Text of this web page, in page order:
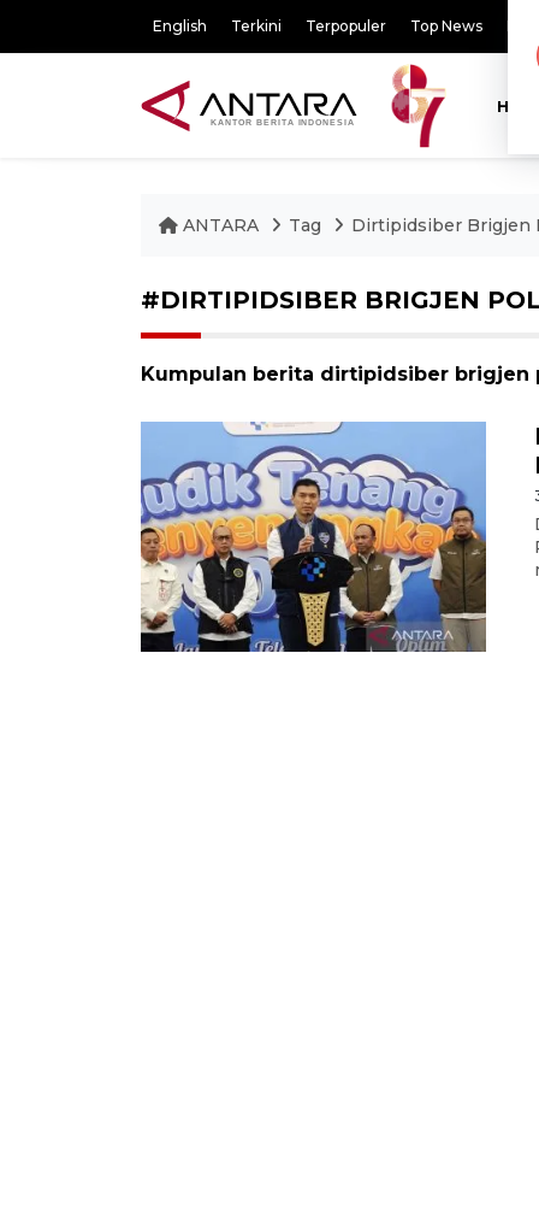
English Terkini Terpopuler Top News
ANTARA Tag Dirtipidsiber Brigjen
#DIRTIPIDSIBER BRIGJEN
Kumpulan berita dirtipidsiber brigjen